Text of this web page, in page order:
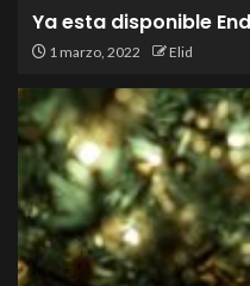
Ya esta disponible
1 marzo, 2022 Elid